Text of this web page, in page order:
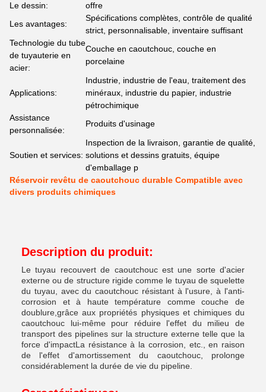
Le dessin:
offre
Les avantages:
Spécifications complètes, contrôle de qualité
strict, personnalisable, inventaire suffisant
Technologie du tube
de tuyauterie en
acier:
Couche en caoutchouc, couche en
porcelaine
Applications:
Industrie, industrie de l'eau, traitement des
minéraux, industrie du papier, industrie
pétrochimique
Assistance
personnalisée:
Produits d'usinage
Soutien et services:
Inspection de la livraison, garantie de qualité,
solutions et dessins gratuits, équipe
d'emballage p
Réservoir revêtu de caoutchouc durable Compatible avec
divers produits chimiques
Description du produit:
Le tuyau recouvert de caoutchouc est une sorte d'acier
externe ou de structure rigide comme le tuyau de squelette
du tuyau, avec du caoutchouc résistant à l'usure, à l'anti-
corrosion et à haute température comme couche de
doublure,grâce aux propriétés physiques et chimiques du
caoutchouc lui-même pour réduire l'effet du milieu de
transport des pipelines sur la structure externe telle que la
force d'impactLa résistance à la corrosion, etc., en raison
de l'effet d'amortissement du caoutchouc, prolonge
considérablement la durée de vie du pipeline.